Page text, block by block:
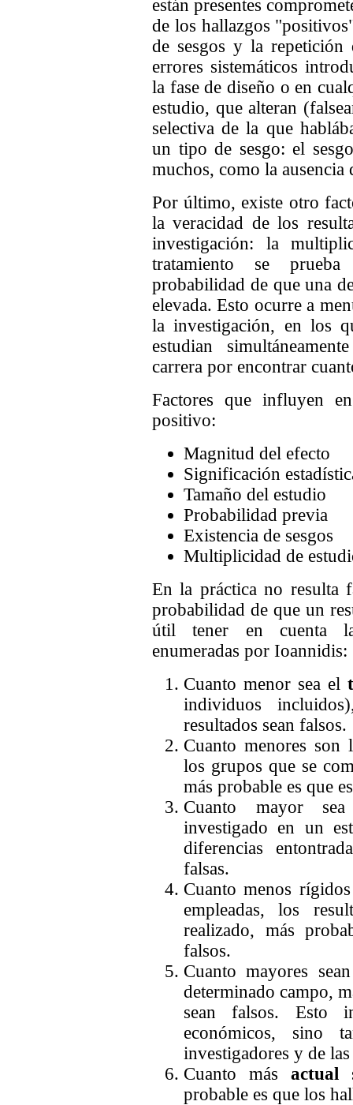
están presentes
de los hallazgos
de sesgos y la repetición
errores sistemáticos
la fase de diseño o en
estudio, que alteran
selectiva de la que
un tipo de sesgo: el
muchos, como la ausencia
Por último, existe otro
la veracidad de los
investigación: la
tratamiento se
probabilidad de que una
elevada. Esto ocurre a
la investigación, en los
estudian
carrera por encontrar
Factores que influyen
positivo:
Magnitud del efecto
Significación
Tamaño del estudio
Probabilidad previa
Existencia de sesgos
Multiplicidad de
En la práctica no resulta
probabilidad de que un
útil tener en cuenta
enumeradas por Ioannidis:
Cuanto menor sea el
individuos
resultados sean falsos.
Cuanto menores son
los grupos que se
más probable es que
Cuanto mayor
investigado en un
diferencias
falsas.
Cuanto menos
empleadas, los
realizado, más
falsos.
Cuanto mayores
determinado campo,
sean falsos. Esto
económicos, sino
investigadores y de
Cuanto másactual
probable es que los